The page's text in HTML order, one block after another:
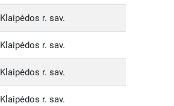
Klaipėdos r. sav.
Klaipėdos r. sav.
Klaipėdos r. sav.
Klaipėdos r. sav.